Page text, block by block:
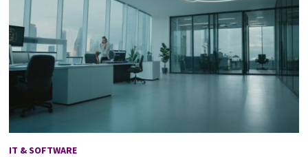
IT & SOFTWARE